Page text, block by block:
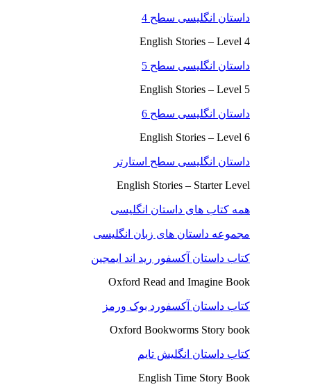
داستان انگلیسی سطح 4
English Stories – Level 4
داستان انگلیسی سطح 5
English Stories – Level 5
داستان انگلیسی سطح 6
English Stories – Level 6
داستان انگلیسی سطح استارتر
English Stories – Starter Level
همه کتاب های داستان انگلیسی
مجموعه داستان های زبان انگلیسی
کتاب داستان آکسفور رید اند ایمجین
Oxford Read and Imagine Book
کتاب داستان آکسفورد بوک ورمز
Oxford Bookworms Story book
کتاب داستان انگلیش تایم
English Time Story Book